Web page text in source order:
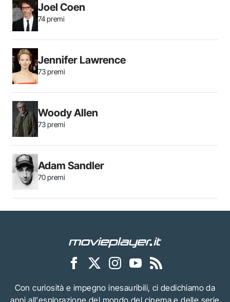
Joel Coen
74 premi
Jennifer Lawrence
73 premi
Woody Allen
73 premi
Adam Sandler
70 premi
Con curiosità e impegno inesauribili, ci dedichiamo da
anni all'esplorazione del mondo del cinema e delle serie